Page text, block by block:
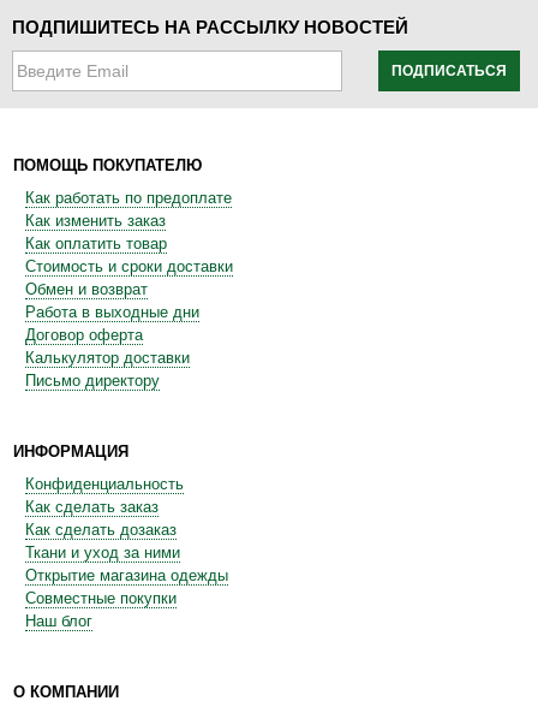
ПОДПИШИТЕСЬ НА РАССЫЛКУ НОВОСТЕЙ
ПОДПИСАТЬСЯ
ПОМОЩЬ ПОКУПАТЕЛЮ
Как работать по предоплате
Как изменить заказ
Как оплатить товар
Стоимость и сроки доставки
Обмен и возврат
Работа в выходные дни
Договор оферта
Калькулятор доставки
Письмо директору
ИНФОРМАЦИЯ
Конфиденциальность
Как сделать заказ
Как сделать дозаказ
Ткани и уход за ними
Открытие магазина одежды
Совместные покупки
Наш блог
О КОМПАНИИ